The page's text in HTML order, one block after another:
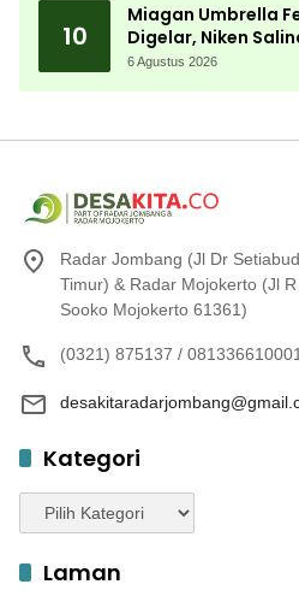
10
Miagan Umbrella
Digelar, Niken
Ribuan Pengunjung
6 Agustus 2026
Radar Jombang (Jl Dr
Timur) & Radar Mojokerto (Jl
Sooko Mojokerto 61361)
(0321) 875137 / 081336610001
Kategori
Kategori
Laman